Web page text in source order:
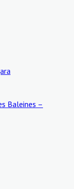
Baleines –